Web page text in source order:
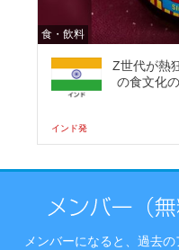
食・飲料
Z世代が熱
の食文化
インド発
メンバーになると、過去